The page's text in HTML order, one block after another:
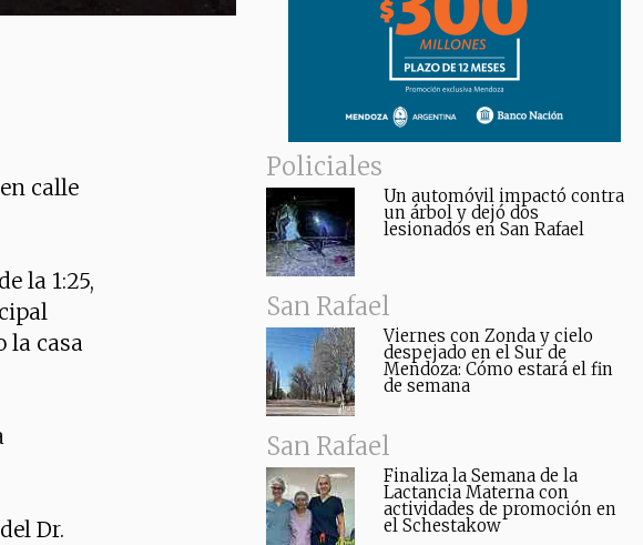
calle
la 1:25,
la casa
Dr.
Policiales
Un automóvil impactó contra
un árbol y dejó dos
lesionados en San Rafael
San Rafael
Viernes con Zonda y cielo
despejado en el Sur de
Mendoza: Cómo estará el fin
de semana
San Rafael
Finaliza la Semana de la
Lactancia Materna con
actividades de promoción en
el Schestakow